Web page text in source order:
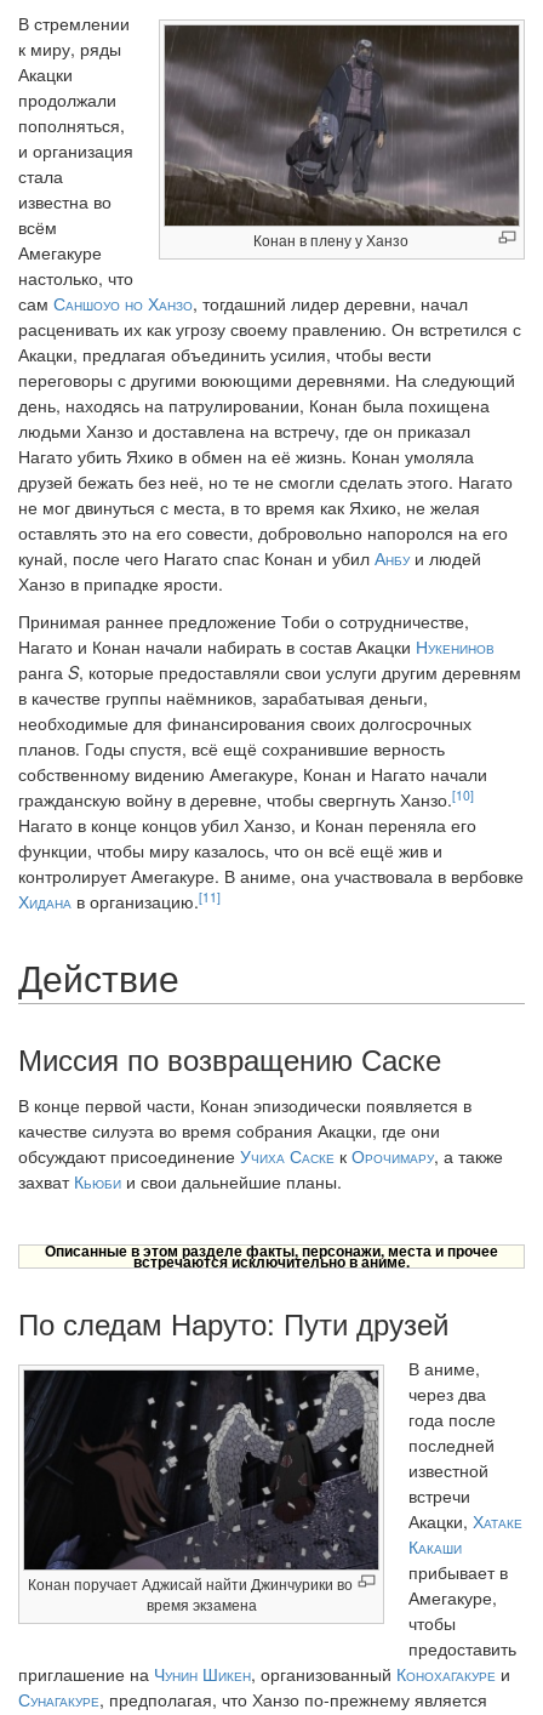
Конан в плену у Ханзо
В стремлении
к миру, ряды
Акацки
продолжали
пополняться,
и организация
стала
известна во
всём
Амегакуре
настолько, что
сам Саншоуо но Ханзо, тогдашний лидер деревни, начал
расценивать их как угрозу своему правлению. Он встретился с
Акацки, предлагая объединить усилия, чтобы вести
переговоры с другими воюющими деревнями. На следующий
день, находясь на патрулировании, Конан была похищена
людьми Ханзо и доставлена на встречу, где он приказал
Нагато убить Яхико в обмен на её жизнь. Конан умоляла
друзей бежать без неё, но те не смогли сделать этого. Нагато
не мог двинуться с места, в то время как Яхико, не желая
оставлять это на его совести, добровольно напоролся на его
кунай, после чего Нагато спас Конан и убил Анбуи людей
Ханзо в припадке ярости.
Принимая раннее предложение Тоби о сотрудничестве,
Нагато и Конан начали набирать в состав Акацки Нукенинов
ранга S, которые предоставляли свои услуги другим деревням
в качестве группы наёмников, зарабатывая деньги,
необходимые для финансирования своих долгосрочных
планов. Годы спустя, всё ещё сохранившие верность
собственному видению Амегакуре, Конан и Нагато начали
гражданскую войну в деревне, чтобы свергнуть Ханзо.[10]
Нагато в конце концов убил Ханзо, и Конан переняла его
функции, чтобы миру казалось, что он всё ещё жив и
контролирует Амегакуре. В аниме, она участвовала в вербовке
Хидана в организацию.[11]
Действие
Миссия по возвращению Саске
В конце первой части, Конан эпизодически появляется в
качестве силуэта во время собрания Акацки, где они
обсуждают присоединение Учиха Саске к Орочимару, а также
захват Кьюби и свои дальнейшие планы.
Описанные в этом разделе факты, персонажи, места и прочее
встречаются исключительно в аниме.
По следам Наруто: Пути друзей
Конан поручает Аджисай найти Джинчурики во
время экзамена
В аниме,
через два
года после
последней
известной
встречи
Акацки, Хатаке
Какаши
прибывает в
Амегакуре,
чтобы
предоставить
приглашение на Чунин Шикен, организованный Конохагакуре и
Сунагакуре, предполагая, что Ханзо по-прежнему является